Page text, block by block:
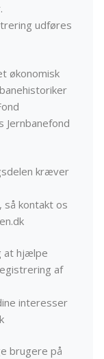
udføres
økonomisk
Jernbanefond
kræver
så kontakt os
at hjælpe
af
interesser
brugere på